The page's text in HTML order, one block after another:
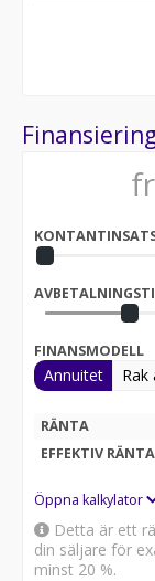
fr
FINANSMODELL
Annuitet
RÄNTA
EFFEKTIV RÄNTA
Öppna kalkylator
Detta är ett
din säljare för
minst 20 %.